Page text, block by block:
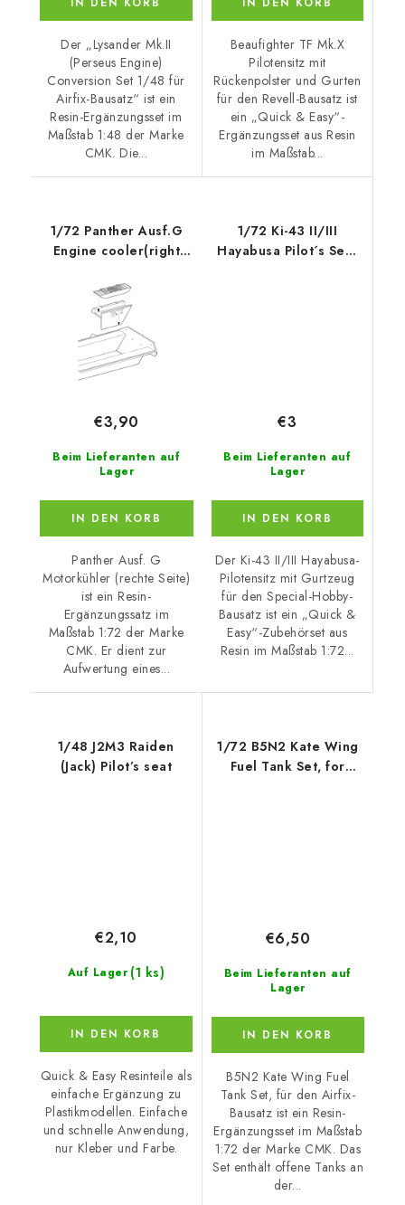
Der „Lysander Mk.II
(Perseus Engine)
Conversion Set 1/48 für
Airfix-Bausatz“ ist ein
Resin-Ergänzungsset im
Maßstab 1:48 der Marke
CMK. Die...
Beaufighter TF Mk.X
Pilotensitz mit
Rückenpolster und Gurten
für den Revell-Bausatz ist
ein „Quick & Easy“-
Ergänzungsset aus Resin
im Maßstab...
1/72 Panther Ausf.G
Engine cooler(right
Beim Lieferanten auf
Lager
€3,90
IN DEN KORB
Panther Ausf. G
Motorkühler (rechte Seite)
ist ein Resin-
Ergänzungssatz im
Maßstab 1:72 der Marke
CMK. Er dient zur
Aufwertung eines...
1/72 Ki-43 II/III
Hayabusa Pilot´s Seat
Beim Lieferanten auf
Lager
€3
IN DEN KORB
Der Ki-43 II/III Hayabusa-
Pilotensitz mit Gurtzeug
für den Special-Hobby-
Bausatz ist ein „Quick &
Easy“-Zubehörset aus
Resin im Maßstab 1:72...
1/48 J2M3 Raiden
(Jack) Pilot’s seat
Auf Lager (1 ks)
€2,10
IN DEN KORB
Quick & Easy Resinteile als
einfache Ergänzung zu
Plastikmodellen. Einfache
und schnelle Anwendung,
nur Kleber und Farbe.
1/72 B5N2 Kate Wing
Fuel Tank Set, for
Beim Lieferanten auf
Lager
€6,50
IN DEN KORB
B5N2 Kate Wing Fuel
Tank Set, für den Airfix-
Bausatz ist ein Resin-
Ergänzungsset im Maßstab
1:72 der Marke CMK. Das
Set enthält offene Tanks an
der...